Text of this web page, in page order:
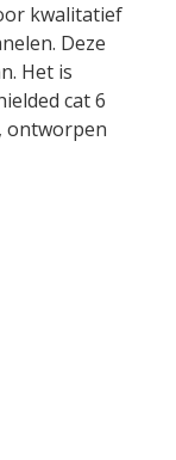
kwalitatief
Deze
Het is
cat 6
ontworpen